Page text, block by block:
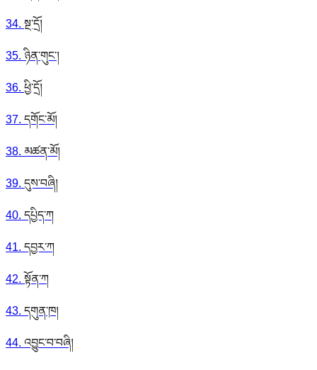
34. སྔ་དྲོ།
35. ཉིན་གུང་།
36. ཕྱི་དྲོ།
37. དགོང་མོ།
38. མཚན་མོ།
39. དུས་བཞི།
40. དཔྱིད་ཀ
41. དབྱར་ཀ
42. སྟོན་ཀ
43. དགུན་ཁ།
44. འབྱུང་བ་བཞི།